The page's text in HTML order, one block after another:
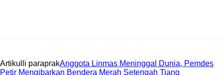
Artikulli paraprak‎Anggota Linmas Meninggal Dunia, ‎Pemdes
Petir Mengibarkan Bendera Merah Setengah Tiang